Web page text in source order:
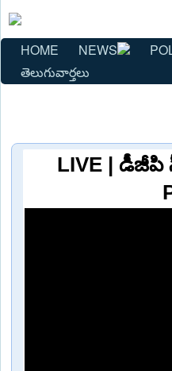
HOME NEWS
తెలుగువార్తలు
LIVE | డీజీపి